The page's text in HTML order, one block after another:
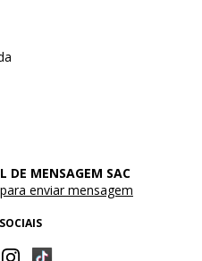
DE MENSAGEM SAC
enviar mensagem